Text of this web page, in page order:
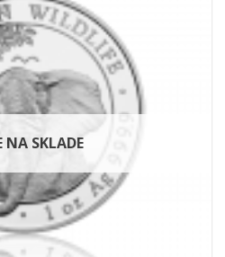
NA SKLADE